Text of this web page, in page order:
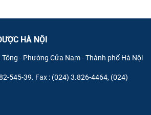
HÀ NỘI
Tông - Phường Cửa Nam - Thành phố Hà Nội
545-39. Fax : (024) 3.826-4464, (024)